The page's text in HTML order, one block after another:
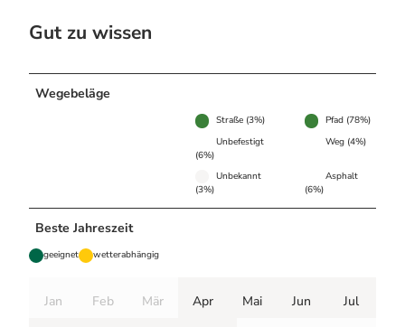
Gut zu wissen
Wegebeläge
Straße (3%)
Pfad (78%)
Unbefestigt
(6%)
Weg (4%)
Unbekannt
(3%)
Asphalt
(6%)
Beste Jahreszeit
geeignet wetterabhängig
Jan Feb Mär Apr Mai Jun Jul